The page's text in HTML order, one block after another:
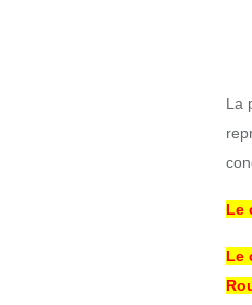
La
Le
Le